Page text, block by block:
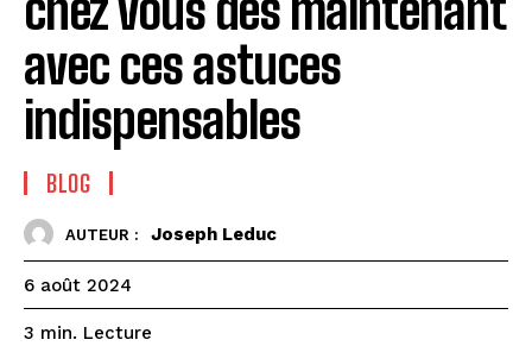
avec ces astuces
indispensables
BLOG
AUTEUR : Joseph Leduc
6 août 2024
3 min. Lecture